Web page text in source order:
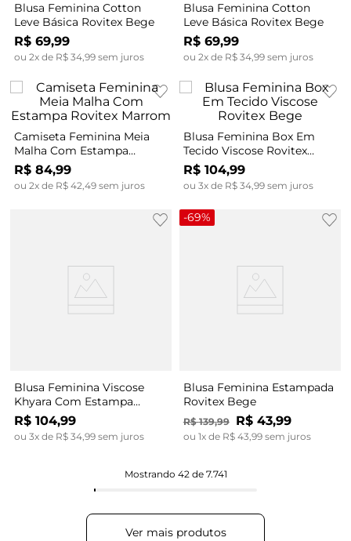
Blusa Feminina Cotton
Leve Básica Rovitex Bege
R$ 69,99
ou 2x de R$ 34,99sem juros
Blusa Feminina Cotton
Leve Básica Rovitex Bege
R$ 69,99
ou 2x de R$ 34,99sem juros
Camiseta Feminina Meia
Malha Com Estampa
Rovitex Marrom
R$ 84,99
ou 2x de R$ 42,49sem juros
Blusa Feminina Box Em
Tecido Viscose Rovitex
Bege
R$ 104,99
ou 3x de R$ 34,99sem juros
Blusa Feminina Viscose
Khyara Com Estampa
Rovitex Bege
R$ 104,99
ou 3x de R$ 34,99sem juros
-69%
Blusa Feminina Estampada
Rovitex Bege
R$ 139,99 R$ 43,99
ou 1x de R$ 43,99sem juros
Mostrando 42 de 7.741